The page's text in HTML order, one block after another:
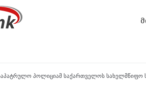
პოლიციამ საქართველოს სახელმწიფო